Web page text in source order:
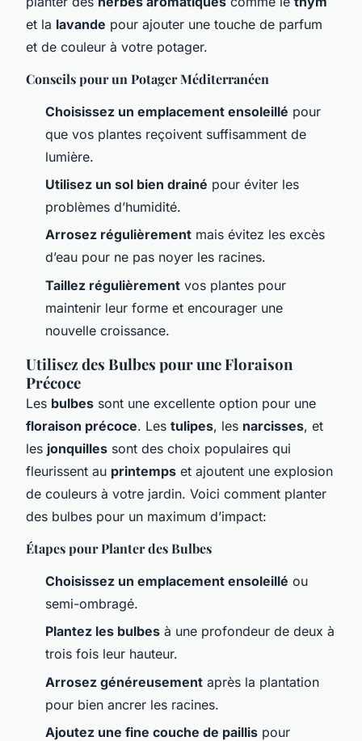
et la lavande pour ajouter une touche de parfum
et de couleur à votre potager.
Conseils pour un Potager Méditerranéen
Choisissez un emplacement ensoleillé pour
que vos plantes reçoivent suffisamment de
lumière.
Utilisez un sol bien drainé pour éviter les
problèmes d’humidité.
Arrosez régulièrement mais évitez les excès
d’eau pour ne pas noyer les racines.
Taillez régulièrement vos plantes pour
maintenir leur forme et encourager une
nouvelle croissance.
Utilisez des Bulbes pour une Floraison
Précoce
Les bulbes sont une excellente option pour une
floraison précoce. Les tulipes, les narcisses, et
les jonquilles sont des choix populaires qui
fleurissent au printemps et ajoutent une explosion
de couleurs à votre jardin. Voici comment planter
des bulbes pour un maximum d’impact:
Étapes pour Planter des Bulbes
Choisissez un emplacement ensoleillé ou
semi-ombragé.
Plantez les bulbes à une profondeur de deux à
trois fois leur hauteur.
Arrosez généreusement après la plantation
pour bien ancrer les racines.
Ajoutez une fine couche de paillis pour